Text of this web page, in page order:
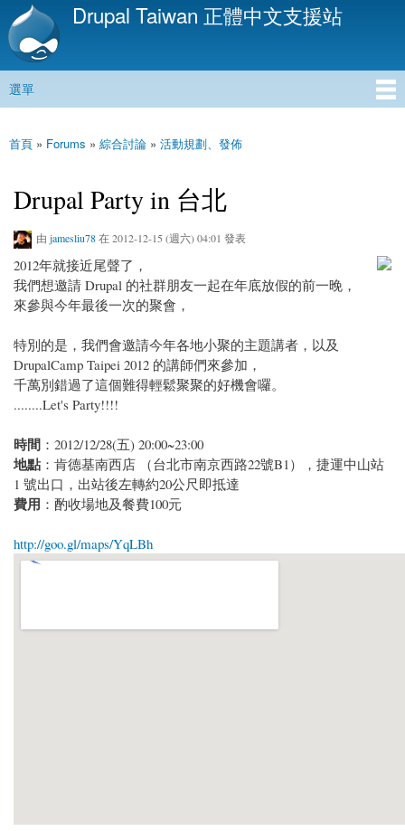
移
內
Drupal Taiwan 正體中文支援站
主選單
選單
您在這裡
首頁 » Forums » 綜合討論 » 活動規劃、發佈
Drupal Party in 台北
由 jamesliu78在 2012-12-15 (週六) 04:01 發表
2012年就接近尾聲了，
我們想邀請 Drupal 的社群朋友一起在年底放假的前一晚，
來參與今年最後一次的聚會，
特別的是，我們會邀請今年各地小聚的主題講者，以及
DrupalCamp Taipei 2012 的講師們來參加，
千萬別錯過了這個難得輕鬆聚聚的好機會囉。
........Let's Party!!!!
時間 ：2012/12/28(五) 20:00~23:00
地點 ：肯德基南西店 （台北市南京西路22號B1），捷運中山站
1 號出口，出站後左轉約20公尺即抵達
費用 ：酌收場地及餐費100元
http://goo.gl/maps/YqLBh